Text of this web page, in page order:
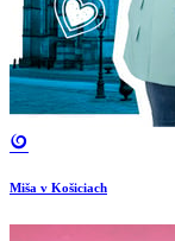
Miša v Košiciach